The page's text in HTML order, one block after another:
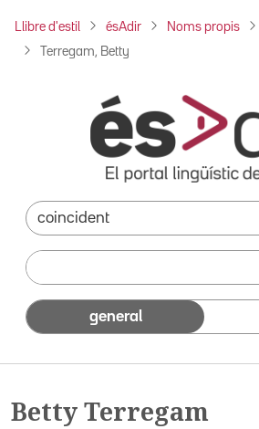
Llibre d'estil ésAdir Noms propis
Terregam, Betty
general
Betty Terregam